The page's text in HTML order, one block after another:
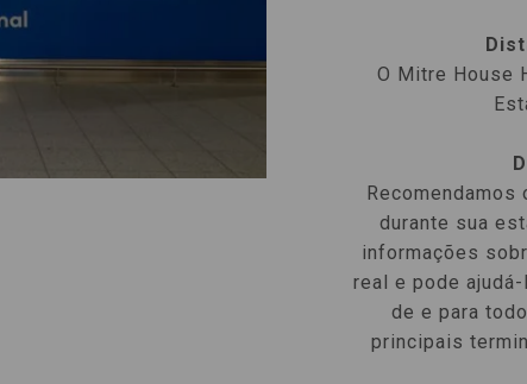
O Mitre House
Recomendamos
durante sua
informações
real e pode
de e para
principais